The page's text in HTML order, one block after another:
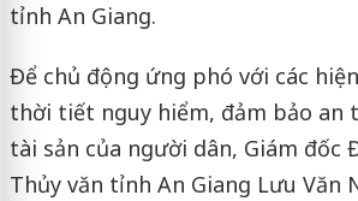
tỉnh An Giang.
Để chủ động ứng phó với các
thời tiết nguy hiểm, đảm bảo an
tài sản của người dân, Giám đốc
Thủy văn tỉnh An Giang Lưu Văn